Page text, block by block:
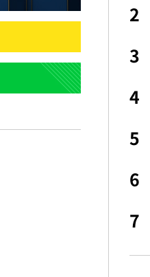
'AI 옷' 입힌다…AI 로봇 연
진
박으로 전 재산 잃고 필리핀
"심판대 올라…많이 걱정
수술 예고 "짝짝이 눈 탈출"
2
3
4
5
6
7